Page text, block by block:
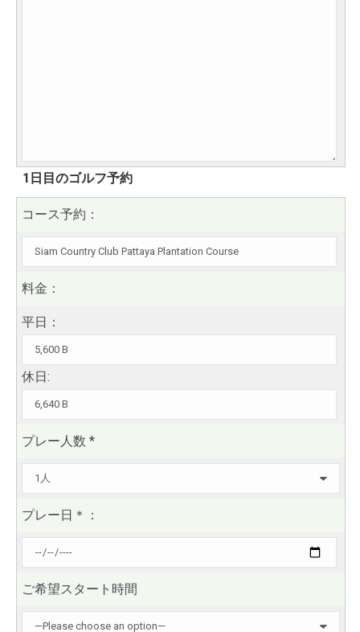
1日目のゴルフ予約
コース予約：
料金：
平日：
休日:
プレー人数 *
プレー日 ＊ ：
ご希望スタート時間